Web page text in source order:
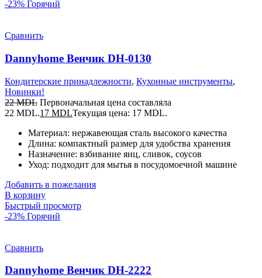
-23% Горячий
Сравнить
Dannyhome Венчик DH-0130
Кондитерские принадлежности, Кухонные инструменты,
Новинки!
22MDL Первоначальная цена составляла
22 MDL.17 MDLТекущая цена: 17 MDL.
Материал: нержавеющая сталь высокого качества
Длина: компактный размер для удобства хранения
Назначение: взбивание яиц, сливок, соусов
Уход: подходит для мытья в посудомоечной машине
Добавить в пожелания
В корзину
Быстрый просмотр
-23% Горячий
Сравнить
Dannyhome Венчик DH-2222